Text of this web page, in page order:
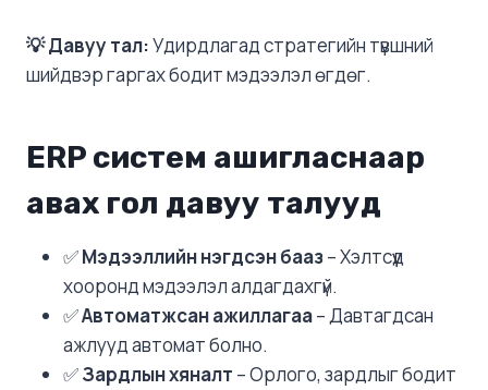
💡 Давуу тал:Удирдлагад стратегийн түвшний
шийдвэр гаргах бодит мэдээлэл өгдөг.
ERP систем ашигласнаар
авах гол давуу талууд
✅Мэдээллийн нэгдсэн бааз – Хэлтсүүд
хооронд мэдээлэл алдагдахгүй.
✅Автоматжсан ажиллагаа– Давтагдсан
ажлууд автомат болно.
✅Зардлын хяналт – Орлого, зардлыг бодит